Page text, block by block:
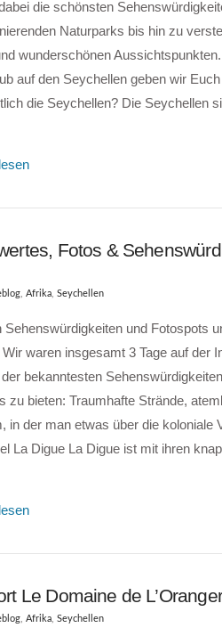
die schönsten
Naturparks bis hin zu
wunderschönen
auf den Seychellen geben wir
die Seychellen? Die Seychellen
Fotos &
, Afrika, Seychellen
und Fotospots
waren insgesamt 3 Tage auf der
bekanntesten
zu bieten: Traumhafte Strände,
in der man etwas über die koloniale
La Digue La Digue ist mit ihren
Le Domaine de
, Afrika, Seychellen